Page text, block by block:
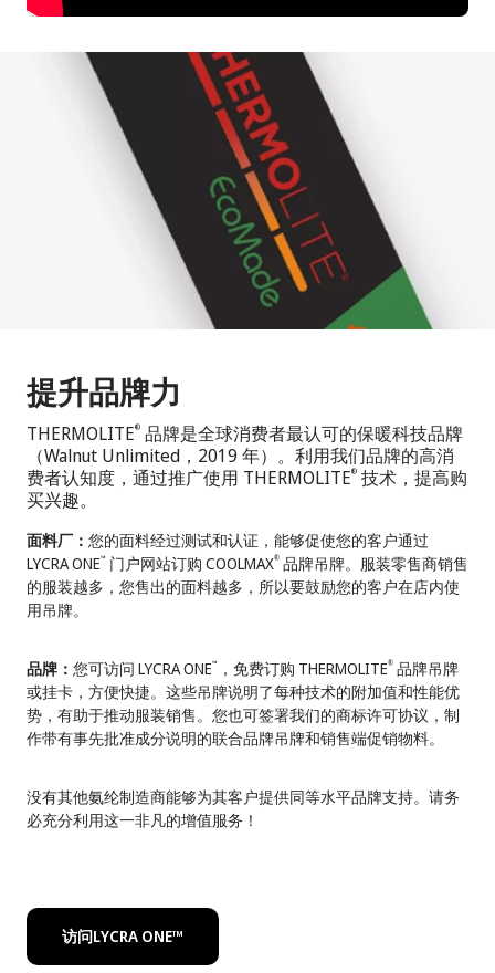
提升品牌力
THERMOLITE® 品牌是全球消费者最认可的保暖科技品牌
（Walnut Unlimited，2019 年）。利用我们品牌的高消
费者认知度，通过推广使用 THERMOLITE® 技术，提高购
买兴趣。
面料厂： 您的面料经过测试和认证，能够促使您的客户通过
LYCRA ONE™ 门户网站订购 COOLMAX® 品牌吊牌。服装零售商销售
的服装越多，您售出的面料越多，所以要鼓励您的客户在店内使
用吊牌。
品牌： 您可访问 LYCRA ONE™ ，免费订购 THERMOLITE® 品牌吊牌
或挂卡，方便快捷。这些吊牌说明了每种技术的附加值和性能优
势，有助于推动服装销售。您也可签署我们的商标许可协议，制
作带有事先批准成分说明的联合品牌吊牌和销售端促销物料。
没有其他氨纶制造商能够为其客户提供同等水平品牌支持。请务
必充分利用这一非凡的增值服务！
访问LYCRA ONE™